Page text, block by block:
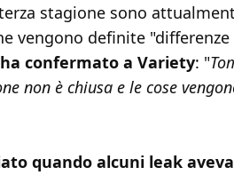
stagione sono
vengono definite "differenze
confermato a Variety: "
non è chiusa e le cose
quando alcuni leak